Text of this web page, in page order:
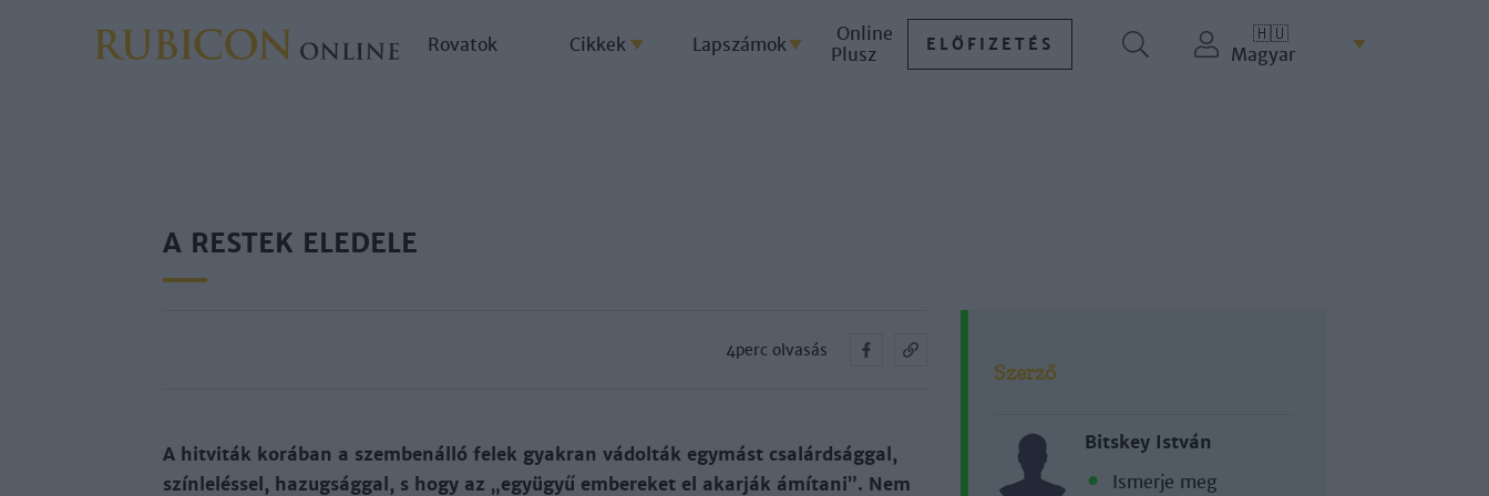
Rovatok Cikkek Lapszámok
Online
Plusz
ELŐFIZETÉS
🇭🇺
Magyar
A RESTEK ELEDELE
4perc olvasás
A hitviták korában a szembenálló felek gyakran vádolták egymást csalárdsággal,
színleléssel, hazugsággal, s hogy az „együgyű embereket el akarják ámítani”. Nem
Szerző
Bitskey István
Ismerje meg